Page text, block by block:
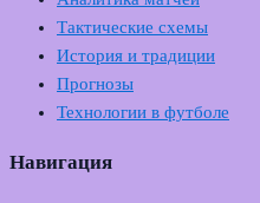
Тактические схемы
История и традиции
Прогнозы
Технологии в футболе
Навигация